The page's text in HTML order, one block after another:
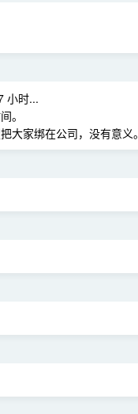
小时...
。
大家绑在公司，没有意义。